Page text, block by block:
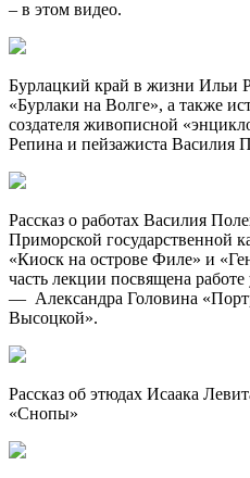
– в этом видео.
Бурлацкий край в жизни Ильи
«Бурлаки на Волге», а также
создателя живописной
Репина и пейзажиста Василия
Рассказ о работах Василия
Приморской государственной
«Киоск на острове Филе» и
часть лекции посвящена
— Александра Головина
Высоцкой».
Рассказ об этюдах Исаака
«Снопы»